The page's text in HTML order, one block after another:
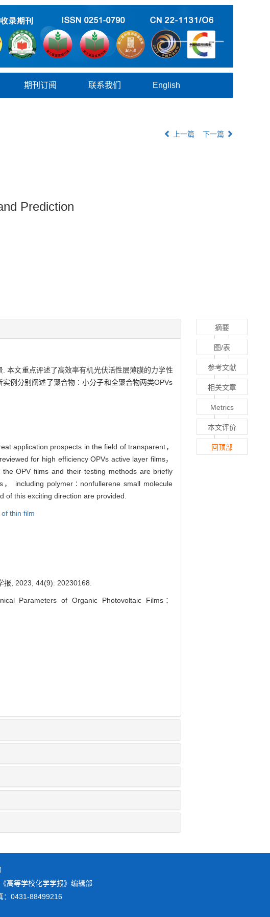
期刊订阅 联系我们 English
上一篇 下一篇
Prediction
本文重点评述了高效率有机光伏活性层薄膜的力学性
例分别阐述了聚合物∶小分子和全聚合物两类OPVs
application prospects in the field of transparent，
for high efficiency OPVs active layer films，
OPV films and their testing methods are briefly
including polymer∶nonfullerene small molecule
of this exciting direction are provided.
thin film
报, 2023, 44(9): 20230168.
Parameters of Organic Photovoltaic Films：
摘要
图/表
参考文献
相关文章
Metrics
本文评价
回顶部
高等学校化学学报》编辑部
：0431-88499216